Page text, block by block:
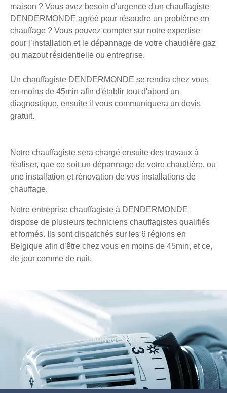
maison ? Vous avez besoin d'urgence d'un chauffagiste
DENDERMONDE agréé pour résoudre un problème en
chauffage ? Vous pouvez compter sur notre expertise
pour l’installation et le dépannage de votre chaudière gaz
ou mazout résidentielle ou entreprise.
Un chauffagiste DENDERMONDE se rendra chez vous
en moins de 45min afin d'établir tout d'abord un
diagnostique, ensuite il vous communiquera un devis
gratuit.
Notre chauffagiste sera chargé ensuite des travaux à
réaliser, que ce soit un dépannage de votre chaudière, ou
une installation et rénovation de vos installations de
chauffage.
Notre entreprise chauffagiste à DENDERMONDE
dispose de plusieurs techniciens chauffagistes qualifiés
et formés. Ils sont dispatchés sur les 6 régions en
Belgique afin d’être chez vous en moins de 45min, et ce,
de jour comme de nuit.
Chauffage agréé